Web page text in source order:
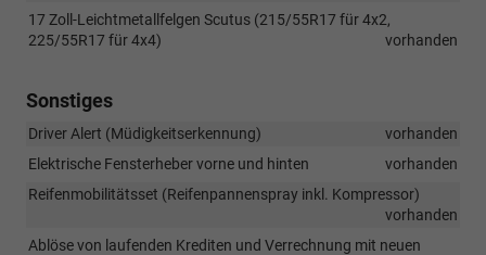
17 Zoll-Leichtmetallfelgen Scutus (215/55R17 für 4x2,
225/55R17 für 4x4)
vorhanden
Sonstiges
Driver Alert (Müdigkeitserkennung)
vorhanden
Elektrische Fensterheber vorne und hinten
vorhanden
Reifenmobilitätsset (Reifenpannenspray inkl. Kompressor)
vorhanden
Ablöse von laufenden Krediten und Verrechnung mit neuen